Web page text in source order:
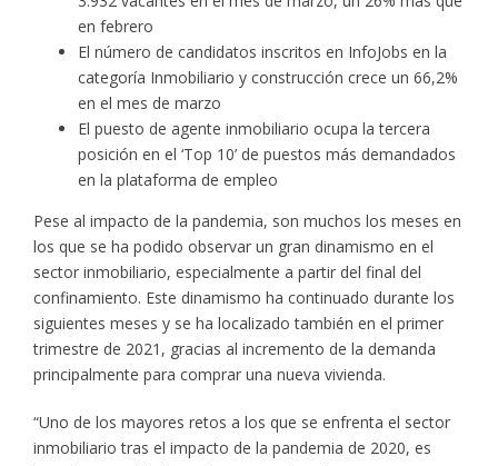
en febrero
El número de candidatos inscritos en InfoJobs en la
categoría Inmobiliario y construcción crece un 66,2%
en el mes de marzo
El puesto de agente inmobiliario ocupa la tercera
posición en el ‘Top 10’ de puestos más demandados
en la plataforma de empleo
Pese al impacto de la pandemia, son muchos los meses en
los que se ha podido observar un gran dinamismo en el
sector inmobiliario, especialmente a partir del final del
confinamiento. Este dinamismo ha continuado durante los
siguientes meses y se ha localizado también en el primer
trimestre de 2021, gracias al incremento de la demanda
principalmente para comprar una nueva vivienda.
“Uno de los mayores retos a los que se enfrenta el sector
inmobiliario tras el impacto de la pandemia de 2020, es